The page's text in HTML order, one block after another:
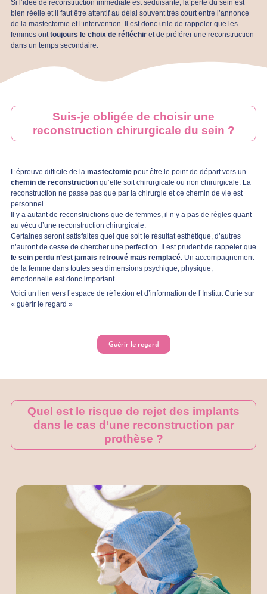
Si l’idée de reconstruction immédiate est séduisante, la perte du sein est
bien réelle et il faut être attentif au délai souvent très court entre l’annonce
de la mastectomie et l’intervention. Il est donc utile de rappeler que les
femmes onttoujours le choix de réfléchir et de préférer une reconstruction
dans un temps secondaire.
Suis-je obligée de choisir une
reconstruction chirurgicale du sein ?
L’épreuve difficile de la mastectomie peut être le point de départ vers un
chemin de reconstruction qu’elle soit chirurgicale ou non chirurgicale. La
reconstruction ne passe pas que par la chirurgie et ce chemin de vie est
personnel.
Il y a autant de reconstructions que de femmes, il n’y a pas de règles quant
au vécu d’une reconstruction chirurgicale.
Certaines seront satisfaites quel que soit le résultat esthétique, d’autres
n’auront de cesse de chercher une perfection. Il est prudent de rappeler que
le sein perdu n’est jamais retrouvé mais remplacé. Un accompagnement
de la femme dans toutes ses dimensions psychique, physique,
émotionnelle est donc important.
Voici un lien vers l’espace de réflexion et d’information de l’Institut Curie sur
« guérir le regard »
Guérir le regard
Quel est le risque de rejet des implants
dans le cas d’une reconstruction par
prothèse ?